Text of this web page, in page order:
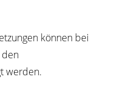
können bei
werden.